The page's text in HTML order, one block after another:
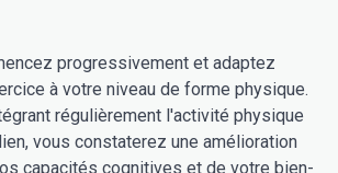
progressivement et adaptez
à votre niveau de forme physique.
régulièrement l'activité physique
vous constaterez une amélioration
capacités cognitives et de votre bien-